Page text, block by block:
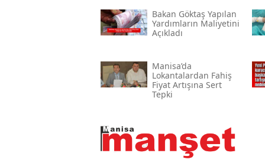
Bakan Göktaş Yapılan
Yardımların Maliyetini
Açıkladı
Manisa’da
Lokantalardan Fahiş
Fiyat Artışına Sert
Tepki